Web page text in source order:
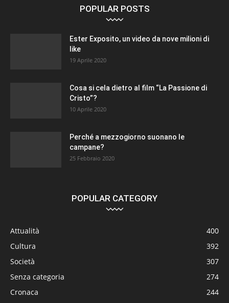
POPULAR POSTS
Ester Exposito, un video da nove milioni di
like
19 Aprile 2020
Cosa si cela dietro al film “La Passione di
Cristo”?
10 Aprile 2020
Perché a mezzogiorno suonano le
campane?
25 Febbraio 2020
POPULAR CATEGORY
Attualità
400
Cultura
392
Società
307
Senza categoria
274
Cronaca
244